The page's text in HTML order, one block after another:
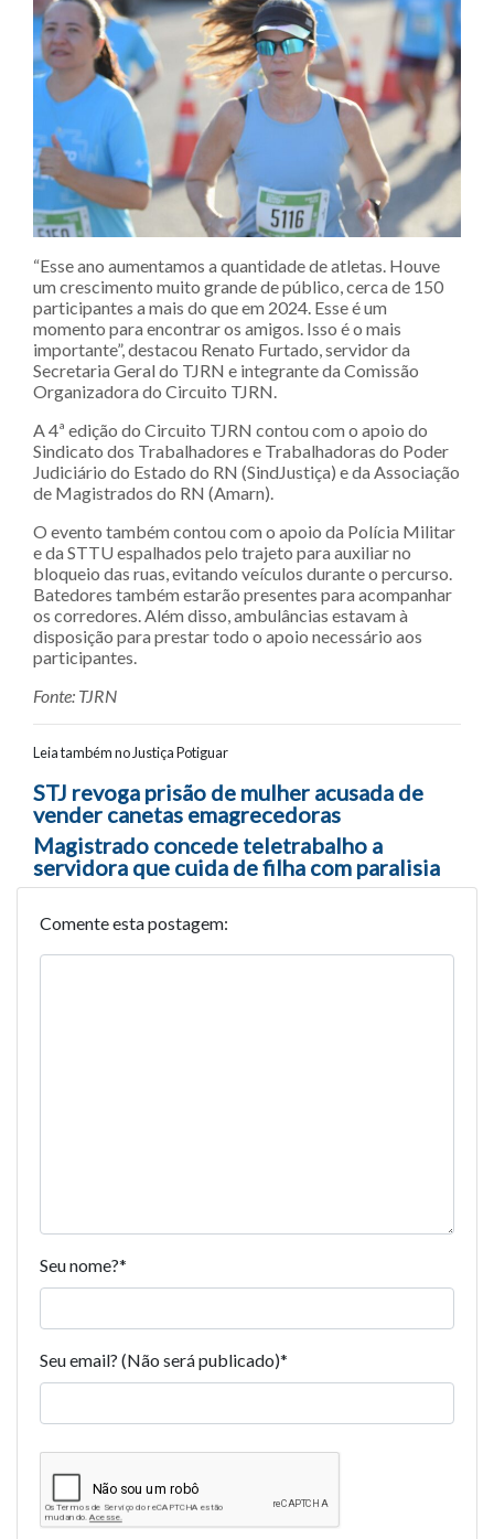
“Esse ano aumentamos a quantidade de atletas. Houve
um crescimento muito grande de público, cerca de 150
participantes a mais do que em 2024. Esse é um
momento para encontrar os amigos. Isso é o mais
importante”, destacou Renato Furtado, servidor da
Secretaria Geral do TJRN e integrante da Comissão
Organizadora do Circuito TJRN.
A 4ª edição do Circuito TJRN contou com o apoio do
Sindicato dos Trabalhadores e Trabalhadoras do Poder
Judiciário do Estado do RN (SindJustiça) e da Associação
de Magistrados do RN (Amarn).
O evento também contou com o apoio da Polícia Militar
e da STTU espalhados pelo trajeto para auxiliar no
bloqueio das ruas, evitando veículos durante o percurso.
Batedores também estarão presentes para acompanhar
os corredores. Além disso, ambulâncias estavam à
disposição para prestar todo o apoio necessário aos
participantes.
Fonte: TJRN
Leia também no Justiça Potiguar
Navegação entre posts
STJ revoga prisão de mulher acusada de
vender canetas emagrecedoras
Magistrado concede teletrabalho a
servidora que cuida de filha com paralisia
Comente esta postagem:
Seu nome?*
Seu email? (Não será publicado)*